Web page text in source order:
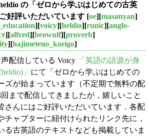
の「ゼロから学ぶはじめての古英
好評いただいています [oe][masanyan]
][voicy][heldio][runic][anglo-
][alfred][beowulf][proverb]
][hajimeteno_koeigo]
配信している Voicy
「英語の語源が身
」 にて「ゼロから学ぶはじめての
ズが始まっています（不定期で無料の配
まで配信してきましたが，嬉しいこと
さんにはご好評いただいています．各配
チャプターに紐付けられたリンク先に，
る古英語のテキストなども掲載していま